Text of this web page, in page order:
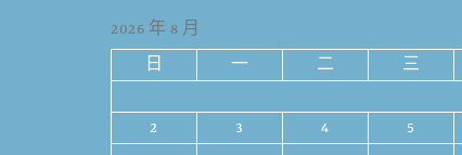
2026 年 8 月
日 一 二 三
2
3 4 5